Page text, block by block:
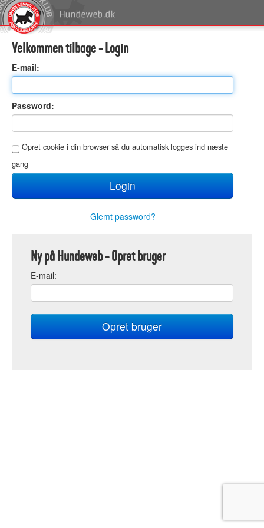
Velkommen tilbage - Login
E-mail:
Password:
Opret cookie i din browser så du automatisk logges ind næste
gang
Glemt password?
Ny på Hundeweb - Opret bruger
E-mail: